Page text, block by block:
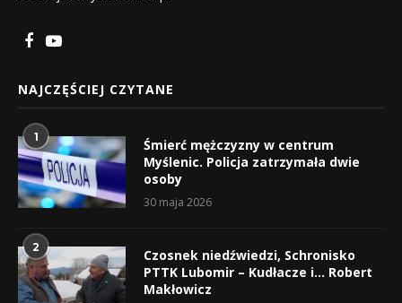
NAJCZĘŚCIEJ CZYTANE
1
Śmierć mężczyzny w centrum
Myślenic. Policja zatrzymała dwie
osoby
30 maja 2026
2
Czosnek niedźwiedzi, Schronisko
PTTK Lubomir – Kudłacze i… Robert
Makłowicz